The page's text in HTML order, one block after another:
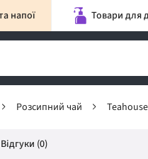
напої Товари для
Розсипний чай Teahouse
Відгуки (0)